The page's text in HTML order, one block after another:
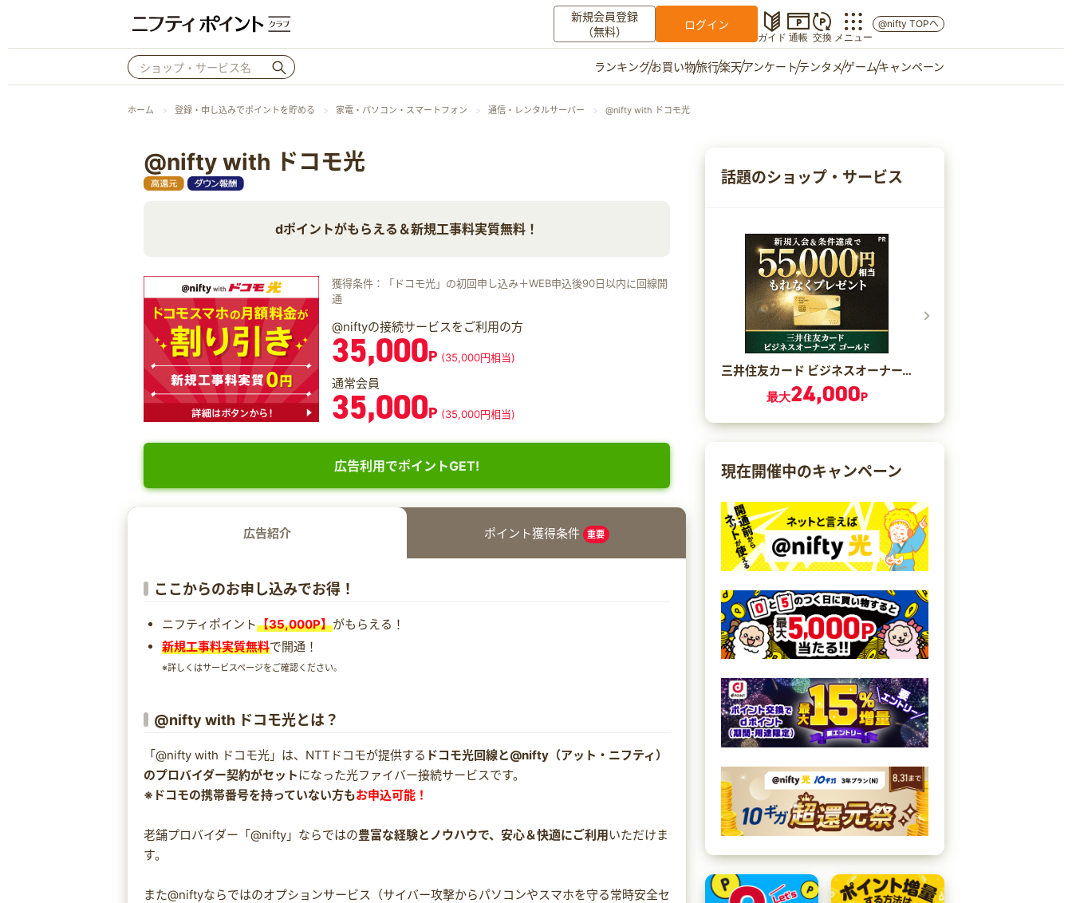
新規会員登録
（無料）
ログイン
ガイド 通帳 交換 メニュー
お知らせ
ログイン
@nifty TOPへ
ランキングお買い物旅行楽天アンケートテンタメゲームキャンペーン
ホーム 登録・申し込みでポイントを貯める 家電・パソコン・スマートフォン 通信・レンタルサーバー @nifty with ドコモ光
@nifty with ドコモ光
dポイントがもらえる＆新規工事料実質無料！
獲得条件：「ドコモ光」の初回申し込み＋WEB申込後90日以内に回線開
通
@niftyの接続サービスをご利用の方
35,000P (35,000円相当)
通常会員
35,000P (35,000円相当)
広告利用でポイントGET!
広告紹介 ポイント獲得条件 重要
ここからのお申し込みでお得！
ニフティポイント【35,000P】がもらえる！
新規工事料実質無料で開通！
※詳しくはサービスページをご確認ください。
@nifty with ドコモ光とは？
「@nifty with ドコモ光」は、NTTドコモが提供する ドコモ光回線と@nifty（アット・ニフティ）
のプロバイダー契約がセットになった光ファイバー接続サービスです。
※ドコモの携帯番号を持っていない方もお申込可能！
老舗プロバイダー「@nifty」ならではの豊富な経験とノウハウで、安心＆快適にご利用いただけま
す。
また@niftyならではのオプションサービス（サイバー攻撃からパソコンやスマホを守る常時安全セ
話題のショップ・サービス
三井住友カード ビジネスオーナーズ ゴールド（カード発行）
最大24,000P
現在開催中のキャンペーン